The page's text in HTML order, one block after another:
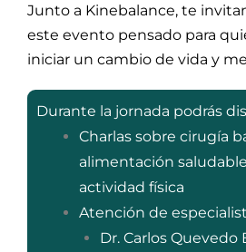
Junto a Kinebalance, te
este evento pensado para
iniciar un cambio de vida y
Durante la jornada podrás
Charlas sobre cirugía
alimentación
actividad física
Atención de
Dr. Carlos Quevedo